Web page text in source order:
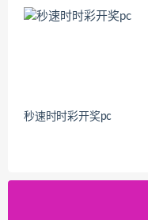
秒速时时彩开奖pc